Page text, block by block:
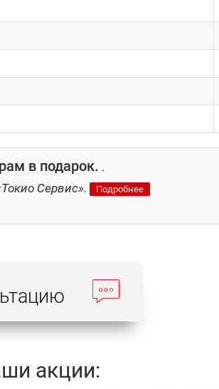
в подарок. .
Сервис». Подробнее
акции: